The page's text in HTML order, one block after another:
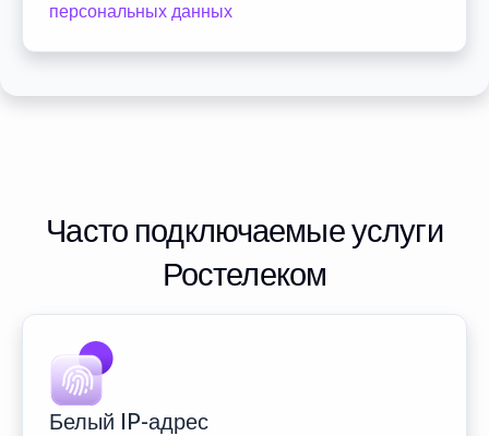
персональных данных
Часто подключаемые услуги
Ростелеком
Белый IP-адрес